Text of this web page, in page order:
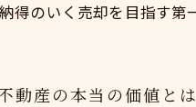
得のいく売却を目指す
動産の本当の価値とは